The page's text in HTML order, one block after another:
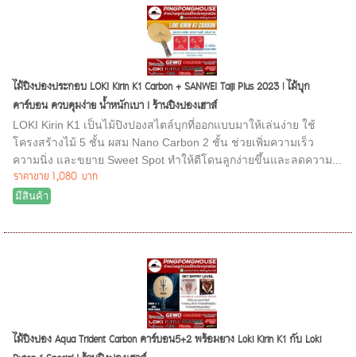
ไม้ปิงปองประกอบ LOKI Kirin K1 Carbon + SANWEI Taiji Plus 2023 | ไม้บุก
คาร์บอน ควบคุมง่าย น้ำหนักเบา I ร้านปิงปองเฮาส์
LOKI Kirin K1 เป็นไม้ปิงปองสไตล์บุกที่ออกแบบมาให้เล่นง่าย ใช้
โครงสร้างไม้ 5 ชั้น ผสม Nano Carbon 2 ชั้น ช่วยเพิ่มความเร็ว
ความนิ่ง และขยาย Sweet Spot ทำให้ตีโดนลูกง่ายขึ้นและลดความ...
ราคาขาย 1,080 บาท
มีสินค้า
ไม้ปิงปอง Aqua Trident Carbon คาร์บอน5+2 พร้อมยาง Loki Kirin K1 กับ Loki